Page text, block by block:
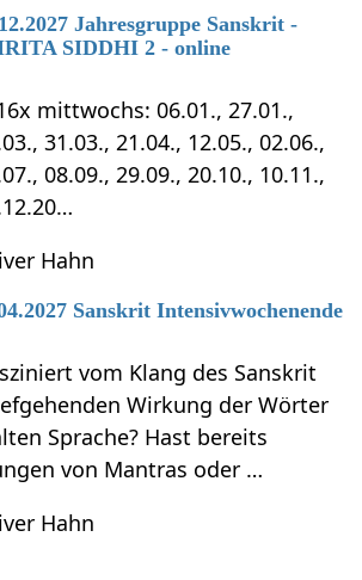
Jahresgruppe Sanskrit -
SIDDHI 2 - online
mittwochs: 06.01., 27.01.,
31.03., 21.04., 12.05., 02.06.,
08.09., 29.09., 20.10., 10.11.,
Hahn
Sanskrit Intensivwochenende
vom Klang des Sanskrit
Wirkung der Wörter
Sprache? Hast bereits
von Mantras oder …
Hahn